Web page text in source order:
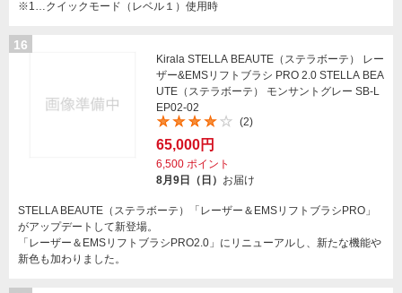
※1…クイックモード（レベル１）使用時
16
Kirala STELLA BEAUTE（ステラボーテ） レー
ザー&EMSリフトブラシ PRO 2.0 STELLA BEA
UTE（ステラボーテ） モンサントグレー SB-L
EP02-02
(2)
65,000円
6,500 ポイント
8月9日（日） お届け
STELLA BEAUTE（ステラボーテ）「レーザー＆EMSリフトブラシPRO」
がアップデートして新登場。
「レーザー＆EMSリフトブラシPRO2.0」にリニューアルし、新たな機能や
新色も加わりました。